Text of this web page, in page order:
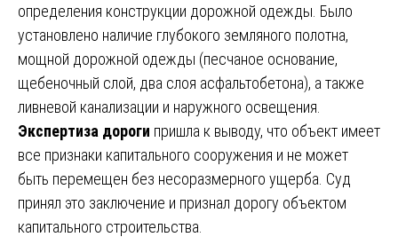
определения конструкции дорожной одежды. Было
установлено наличие глубокого земляного полотна,
мощной дорожной одежды (песчаное основание,
щебеночный слой, два слоя асфальтобетона), а также
ливневой канализации и наружного освещения.
Экспертиза дороги пришла к выводу, что объект имеет
все признаки капитального сооружения и не может
быть перемещен без несоразмерного ущерба. Суд
принял это заключение и признал дорогу объектом
капитального строительства.